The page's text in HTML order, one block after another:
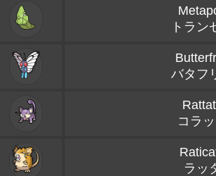
トラン
バタフ
コラ
ラッ